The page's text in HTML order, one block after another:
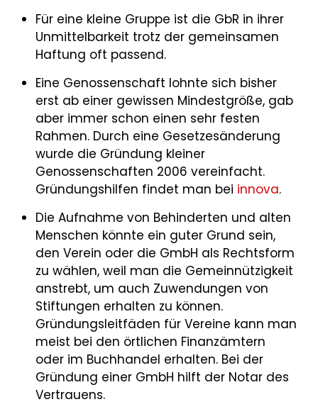
Für eine kleine Gruppe ist die GbR in ihrer
Unmittelbarkeit trotz der gemeinsamen
Haftung oft passend.
Eine Genossenschaft lohnte sich bisher
erst ab einer gewissen Mindestgröße, gab
aber immer schon einen sehr festen
Rahmen. Durch eine Gesetzesänderung
wurde die Gründung kleiner
Genossenschaften 2006 vereinfacht.
Gründungshilfen findet man bei innova.
Die Aufnahme von Behinderten und alten
Menschen könnte ein guter Grund sein,
den Verein oder die GmbH als Rechtsform
zu wählen, weil man die Gemeinnützigkeit
anstrebt, um auch Zuwendungen von
Stiftungen erhalten zu können.
Gründungsleitfäden für Vereine kann man
meist bei den örtlichen Finanzämtern
oder im Buchhandel erhalten. Bei der
Gründung einer GmbH hilft der Notar des
Vertrauens.